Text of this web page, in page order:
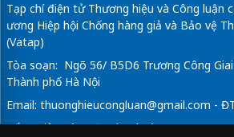
Tạp chí điện tử Thương hiệu và Công luận
ương Hiệp hội Chống hàng giả và Bảo vệ
(Vatap)
Tòa soạn: Ngõ 56/ B5D6 Trương Công Giai
Thành phố Hà Nội
Email: thuonghieucongluan@gmail.com -
Tổng Biên Tập: Vũ Đức Thuận